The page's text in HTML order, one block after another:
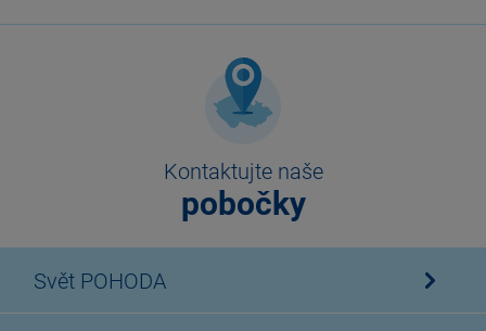
Kontaktujte naše
pobočky
Svět POHODA